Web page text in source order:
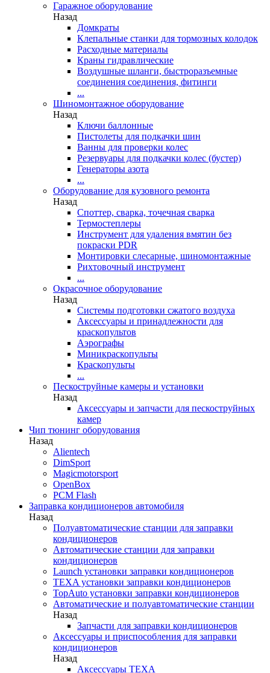
Гаражное оборудование
Назад
Домкраты
Клепальные станки для тормозных колодок
Расходные материалы
Краны гидравлические
Воздушные шланги, быстроразъемные
соединения соединения, фитинги
...
Шиномонтажное оборудование
Назад
Ключи баллонные
Пистолеты для подкачки шин
Ванны для проверки колес
Резервуары для подкачки колес (бустер)
Генераторы азота
...
Оборудование для кузовного ремонта
Назад
Споттер, сварка, точечная сварка
Термостеплеры
Инструмент для удаления вмятин без
покраски PDR
Монтировки слесарные, шиномонтажные
Рихтовочный инструмент
...
Окрасочное оборудование
Назад
Системы подготовки сжатого воздуха
Аксессуары и принадлежности для
краскопультов
Аэрографы
Миникраскопульты
Краскопульты
...
Пескоструйные камеры и установки
Назад
Аксессуары и запчасти для пескоструйных
камер
Чип тюнинг оборудования
Назад
Alientech
DimSport
Magicmotorsport
OpenBox
PCM Flash
Заправка кондиционеров автомобиля
Назад
Полуавтоматические станции для заправки
кондиционеров
Автоматические станции для заправки
кондиционеров
Launch установки заправки кондиционеров
TEXA установки заправки кондиционеров
TopAuto установки заправки кондиционеров
Автоматические и полуавтоматические станции
Назад
Запчасти для заправки кондиционеров
Аксессуары и приспособления для заправки
кондиционеров
Назад
Аксессуары TEXA